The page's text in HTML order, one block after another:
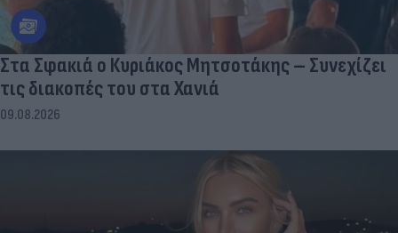
Στα Σφακιά ο Κυριάκος Μητσοτάκης – Συνεχίζει
τις διακοπές του στα Χανιά
09.08.2026